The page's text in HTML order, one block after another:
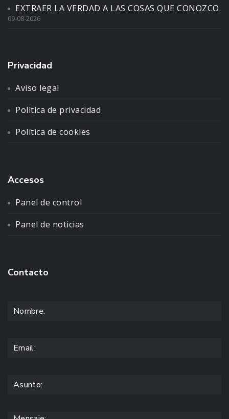
EXTRAER LA VERDAD A LAS COSAS QUE CONOZCO.
09-08-2026
Privacidad
Aviso legal
Política de privacidad
Política de cookies
Accesos
Panel de control
Panel de noticias
Contacto